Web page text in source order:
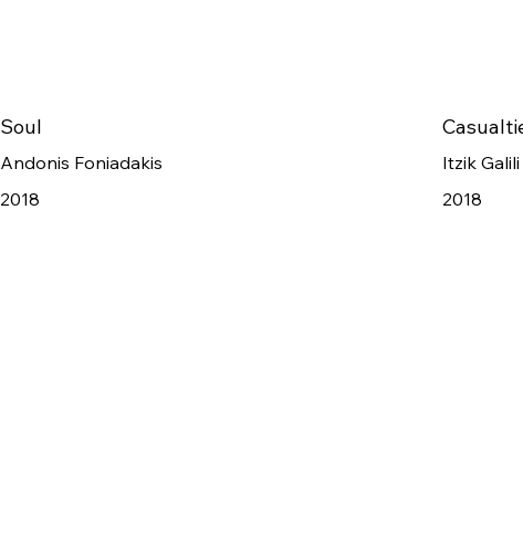
Soul
Andonis Foniadakis
2018
Itzik Galili
2018